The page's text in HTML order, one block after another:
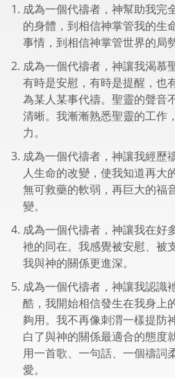
成為一個代禱者，神幫助我完
的身體，到相信神掌管我的生
事情，到相信神掌管世界的局勢
成為一個代禱者，神讓我渴慕
有時是安慰，有時是提醒，也
為某人某事代禱。聖靈的聲音
清晰。我漸漸熟悉聖靈的工作
力。
成為一個代禱者，神讓我經歷
人生命的改變，使我知道再大
無可救藥的軟弱，再巨大的福
變。
成為一個代禱者，神讓我在好
衪的同在。我感覺被安慰、被
我與神的關係更進深。
成為一個代禱者，神讓我認識
酷，我開始相信發生在我身上
夠用。我不再像刺渭一樣提防
白了與神的關係最適合的態度
用一首歌、一句話、一個禱詞
愛。